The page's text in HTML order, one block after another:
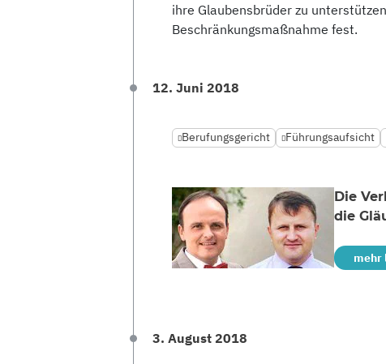
ihre Glaubensbrüder zu
Beschränkungsmaßnahme fest.
12. Juni 2018
Berufungsgericht Führungsaufsicht
Die
die
mehr
3. August 2018